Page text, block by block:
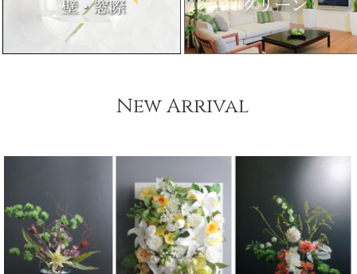
New Arrival